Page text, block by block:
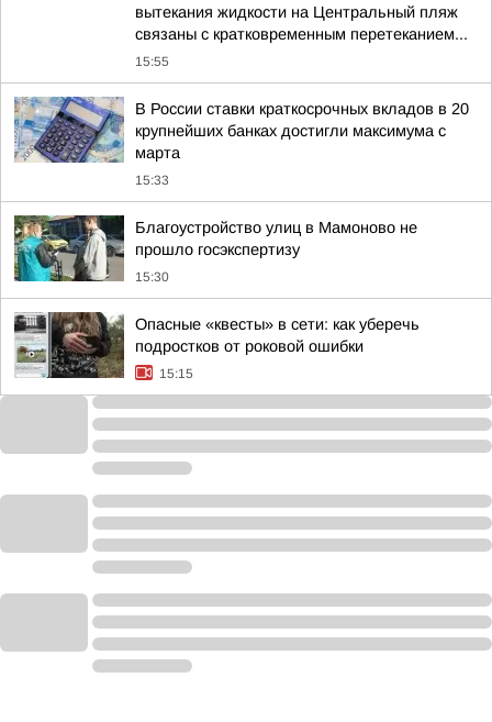
вытекания жидкости на Центральный пляж
связаны с кратковременным перетеканием...
15:55
В России ставки краткосрочных вкладов в 20
крупнейших банках достигли максимума с
марта
15:33
Благоустройство улиц в Мамоново не
прошло госэкспертизу
15:30
Опасные «квесты» в сети: как уберечь
подростков от роковой ошибки
15:15